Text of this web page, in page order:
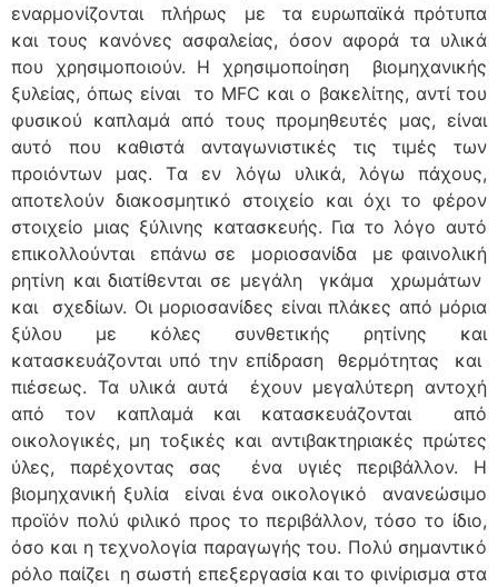
εναρμονίζονται πλήρως με τα ευρωπαϊκά πρότυπα
και τους κανόνες ασφαλείας, όσον αφορά τα υλικά
που χρησιμοποιούν. Η χρησιμοποίηση βιομηχανικής
ξυλείας, όπως είναι το MFC και ο βακελίτης, αντί του
φυσικού καπλαμά από τους προμηθευτές μας, είναι
αυτό που καθιστά ανταγωνιστικές τις τιμές των
προιόντων μας. Tα εν λόγω υλικά, λόγω πάχους,
αποτελούν διακοσμητικό στοιχείο και όχι το φέρον
στοιχείο μιας ξύλινης κατασκευής. Για το λόγο αυτό
επικολλούνται επάνω σε μοριοσανίδα με φαινολική
ρητίνη και διατίθενται σε μεγάλη γκάμα χρωμάτων
και σχεδίων. Οι μοριοσανίδες είναι πλάκες από μόρια
ξύλου με κόλες συνθετικής ρητίνης και
κατασκευάζονται υπό την επίδραση θερμότητας και
πιέσεως. Τα υλικά αυτά έχουν μεγαλύτερη αντοχή
από τον καπλαμά και κατασκευάζονται από
οικολογικές, μη τοξικές και αντιβακτηριακές πρώτες
ύλες, παρέχοντας σας ένα υγιές περιβάλλον. Η
βιομηχανική ξυλία είναι ένα οικολογικό ανανεώσιμο
προϊόν πολύ φιλικό προς το περιβάλλον, τόσο το ίδιο,
όσο και η τεχνολογία παραγωγής του. Πολύ σημαντικό
ρόλο παίζει η σωστή επεξεργασία και το φινίρισμα στα